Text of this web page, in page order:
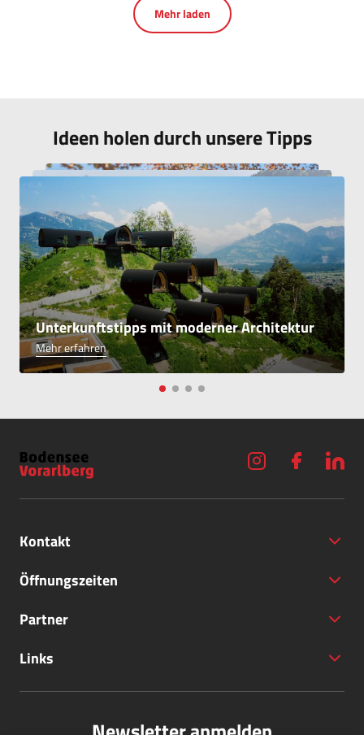
Mehr laden
Ideen holen durch unsere Tipps
Unterkunftstipps mit moderner Architektur
Mehr erfahren
8 Campingplätze die Erholung
versprechen
Mehr erfahren
Unterkunftstipps mit historischer
Architektur
Mehr erfahren
Kontakt
+43 (5572) 40797
Öffnungszeiten
Partner
Links